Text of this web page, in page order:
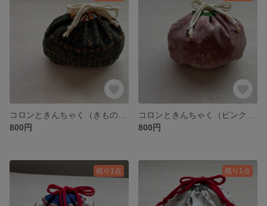
800円
800円
残り1点 残り1点